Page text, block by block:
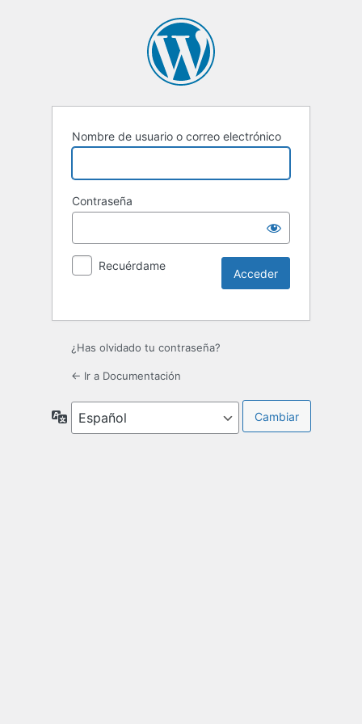
Nombre de usuario o correo electrónico
Contraseña
Recuérdame
¿Has olvidado tu contraseña?
← Ir a Documentación
Idioma